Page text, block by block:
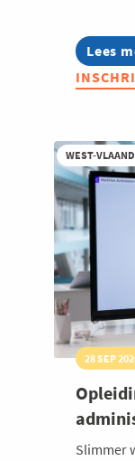
Lees
about
De
weg
naar
je
klant
-
voor
starters
en
groeiers
WEST-
28 SEP
Slimmer